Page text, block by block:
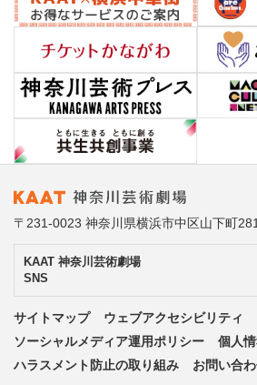
〒231-0023 神奈川県横浜市中区山下町
KAAT 神奈川芸術劇場
SNS
サイトマップ ウェブアクセシビリティ
ソーシャルメディア運用ポリシー
個人
ハラスメント防止の取り組み
お問い合